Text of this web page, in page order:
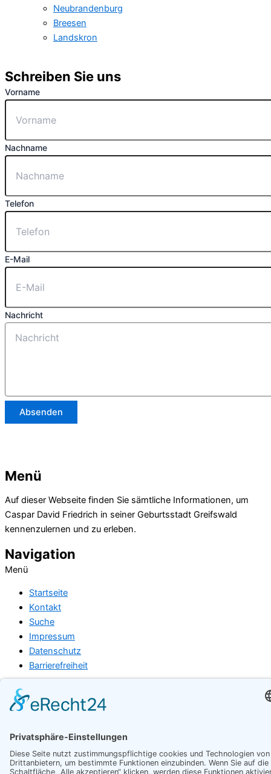
Neubrandenburg
Breesen
Landskron
Schreiben Sie uns
Vorname
Nachname
Telefon
E-Mail
Nachricht
Absenden
Menü
Auf dieser Webseite finden Sie sämtliche Informationen, um
Caspar David Friedrich in seiner Geburtsstadt Greifswald
kennenzulernen und zu erleben.
Navigation
Menü
Startseite
Kontakt
Suche
Impressum
Datenschutz
Barrierefreiheit
Förderung
© Copyright 2026 Universitäts- und Hansestadt Greifswald |
Caspar David Friedrich